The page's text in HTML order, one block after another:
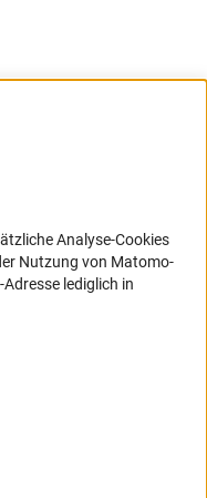
Analyse-Cookies
Nutzung von Matomo-
lediglich in